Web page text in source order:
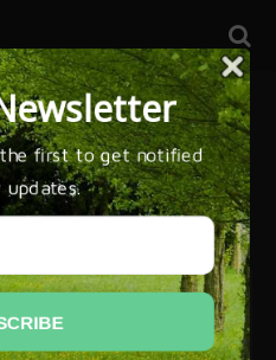
2026 * 16 – 25 Octubre,